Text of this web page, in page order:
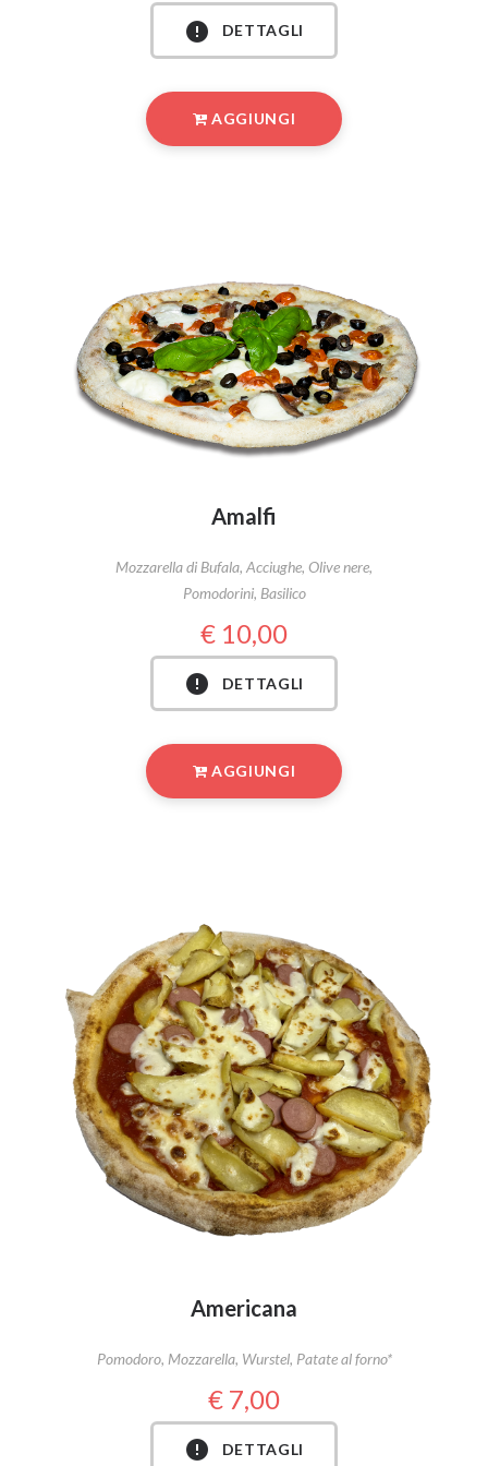
DETTAGLI
AGGIUNGI
Amalfi
Mozzarella di Bufala, Acciughe, Olive nere,
Pomodorini, Basilico
10,00
DETTAGLI
AGGIUNGI
Americana
Pomodoro, Mozzarella, Wurstel, Patate al forno*
7,00
DETTAGLI